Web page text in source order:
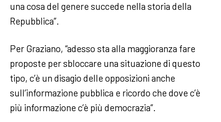
una cosa del genere succede nella storia della
Repubblica”.
Per Graziano, “adesso sta alla maggioranza fare
proposte per sbloccare una situazione di questo
tipo, c’è un disagio delle opposizioni anche
sull’informazione pubblica e ricordo che dove c’è
più informazione c’è più democrazia”.